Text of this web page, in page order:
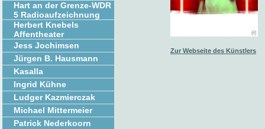
Hart an der Grenze-WDR
5 Radioaufzeichnung
Herbert Knebels
Affentheater
Jess Jochimsen
Jürgen B. Hausmann
Kasalla
Ingrid Kühne
Ludger Kazmierczak
Michael Mittermeier
Patrick Nederkoorn
Zur Webseite des Künstlers